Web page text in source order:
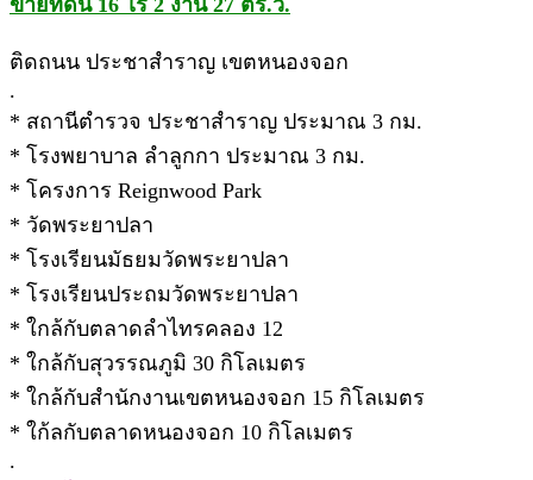
ติดถนน ประชาสำราญ เขตหนองจอก
.
* สถานีตำรวจ ประชาสำราญ ประมาณ 3 กม.
* โรงพยาบาล ลำลูกกา ประมาณ 3 กม.
* โครงการ Reignwood Park
* วัดพระยาปลา
* โรงเรียนมัธยมวัดพระยาปลา
* โรงเรียนประถมวัดพระยาปลา
* ใกล้กับตลาดลำไทรคลอง 12
* ใกล้กับสุวรรณภูมิ 30 กิโลเมตร
* ใกล้กับสำนักงานเขตหนองจอก 15 กิโลเมตร
* ใก้ลกับตลาดหนองจอก 10 กิโลเมตร
.